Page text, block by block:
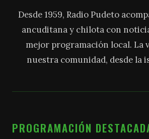
Desde 1959, Radio Pudeto
ancuditana y chilota con
mejor programación local. La
nuestra comunidad, desde la
PROGRAMACIÓN